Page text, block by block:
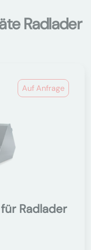
Radlader
Auf Anfrage
Radlader